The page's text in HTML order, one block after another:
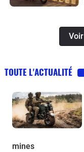
TOUTE L'ACTUALITÉ
mines